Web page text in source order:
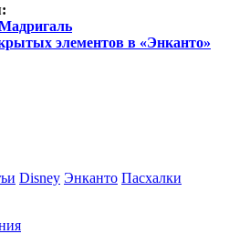
элементов в «Энканто»
Disney Энканто Пасхалки